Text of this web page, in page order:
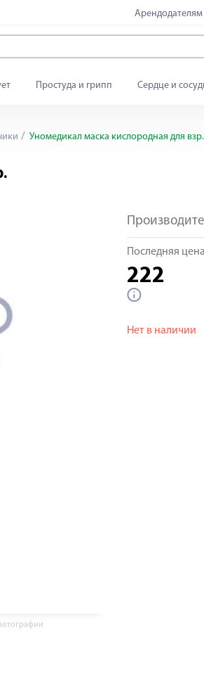
Арендодателям
Простуда и грипп Сердце и
Уномедикал маска кислородная для взр.
Последняя
222
Нет в наличии